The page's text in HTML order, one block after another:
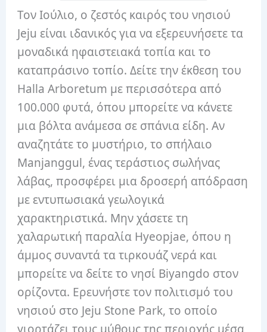
Τον Ιούλιο, ο ζεστός καιρός του νησιού
Jeju είναι ιδανικός για να εξερευνήσετε τα
μοναδικά ηφαιστειακά τοπία και το
καταπράσινο τοπίο. Δείτε την έκθεση του
Halla Arboretum με περισσότερα από
100.000 φυτά, όπου μπορείτε να κάνετε
μια βόλτα ανάμεσα σε σπάνια είδη. Αν
αναζητάτε το μυστήριο, το σπήλαιο
Manjanggul, ένας τεράστιος σωλήνας
λάβας, προσφέρει μια δροσερή απόδραση
με εντυπωσιακά γεωλογικά
χαρακτηριστικά. Μην χάσετε τη
χαλαρωτική παραλία Hyeopjae, όπου η
άμμος συναντά τα τιρκουάζ νερά και
μπορείτε να δείτε το νησί Biyangdo στον
ορίζοντα. Ερευνήστε τον πολιτισμό του
νησιού στο Jeju Stone Park, το οποίο
γιορτάζει τους μύθους της περιοχής μέσα